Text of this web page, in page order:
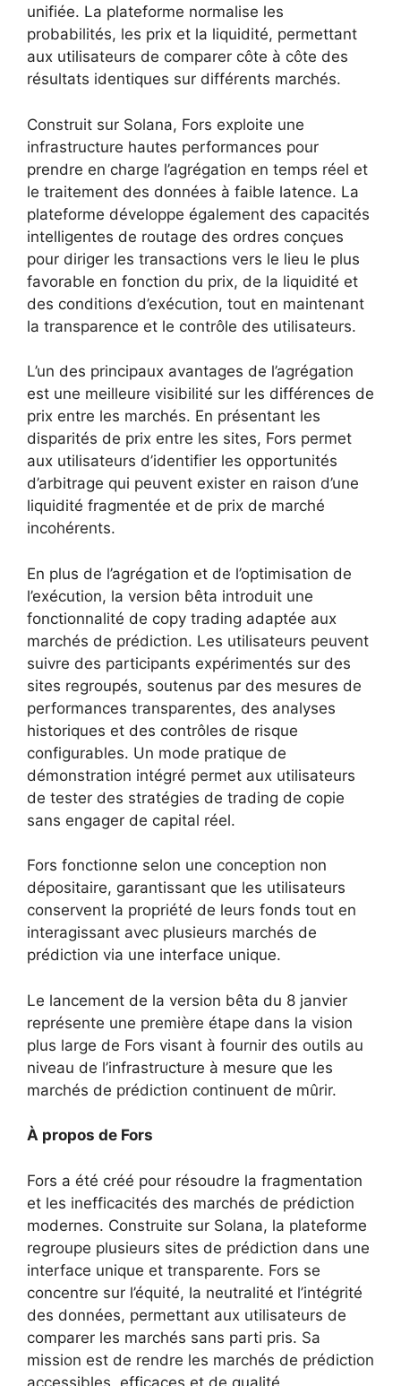
unifiée. La plateforme normalise les
probabilités, les prix et la liquidité, permettant
aux utilisateurs de comparer côte à côte des
résultats identiques sur différents marchés.
Construit sur Solana, Fors exploite une
infrastructure hautes performances pour
prendre en charge l’agrégation en temps réel et
le traitement des données à faible latence. La
plateforme développe également des capacités
intelligentes de routage des ordres conçues
pour diriger les transactions vers le lieu le plus
favorable en fonction du prix, de la liquidité et
des conditions d’exécution, tout en maintenant
la transparence et le contrôle des utilisateurs.
L’un des principaux avantages de l’agrégation
est une meilleure visibilité sur les différences de
prix entre les marchés. En présentant les
disparités de prix entre les sites, Fors permet
aux utilisateurs d’identifier les opportunités
d’arbitrage qui peuvent exister en raison d’une
liquidité fragmentée et de prix de marché
incohérents.
En plus de l’agrégation et de l’optimisation de
l’exécution, la version bêta introduit une
fonctionnalité de copy trading adaptée aux
marchés de prédiction. Les utilisateurs peuvent
suivre des participants expérimentés sur des
sites regroupés, soutenus par des mesures de
performances transparentes, des analyses
historiques et des contrôles de risque
configurables. Un mode pratique de
démonstration intégré permet aux utilisateurs
de tester des stratégies de trading de copie
sans engager de capital réel.
Fors fonctionne selon une conception non
dépositaire, garantissant que les utilisateurs
conservent la propriété de leurs fonds tout en
interagissant avec plusieurs marchés de
prédiction via une interface unique.
Le lancement de la version bêta du 8 janvier
représente une première étape dans la vision
plus large de Fors visant à fournir des outils au
niveau de l’infrastructure à mesure que les
marchés de prédiction continuent de mûrir.
À propos de Fors
Fors a été créé pour résoudre la fragmentation
et les inefficacités des marchés de prédiction
modernes. Construite sur Solana, la plateforme
regroupe plusieurs sites de prédiction dans une
interface unique et transparente. Fors se
concentre sur l’équité, la neutralité et l’intégrité
des données, permettant aux utilisateurs de
comparer les marchés sans parti pris. Sa
mission est de rendre les marchés de prédiction
accessibles, efficaces et de qualité